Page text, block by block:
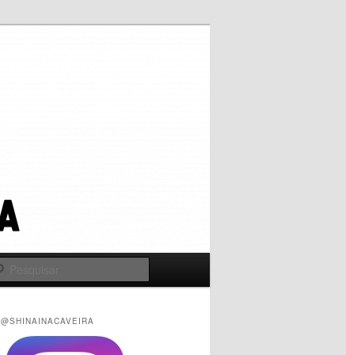
@SHINAINACAVEIRA